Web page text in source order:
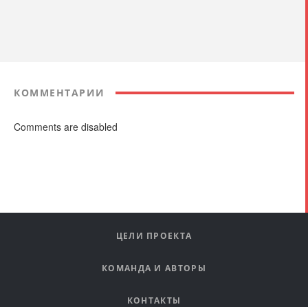
КОММЕНТАРИИ
Comments are disabled
ЦЕЛИ ПРОЕКТА
КОМАНДА И АВТОРЫ
КОНТАКТЫ